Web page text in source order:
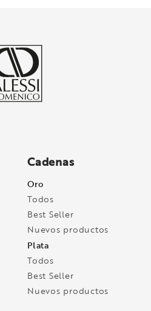
Cadenas
Oro
Todos
Best Seller
Nuevos productos
Plata
Todos
Best Seller
Nuevos productos